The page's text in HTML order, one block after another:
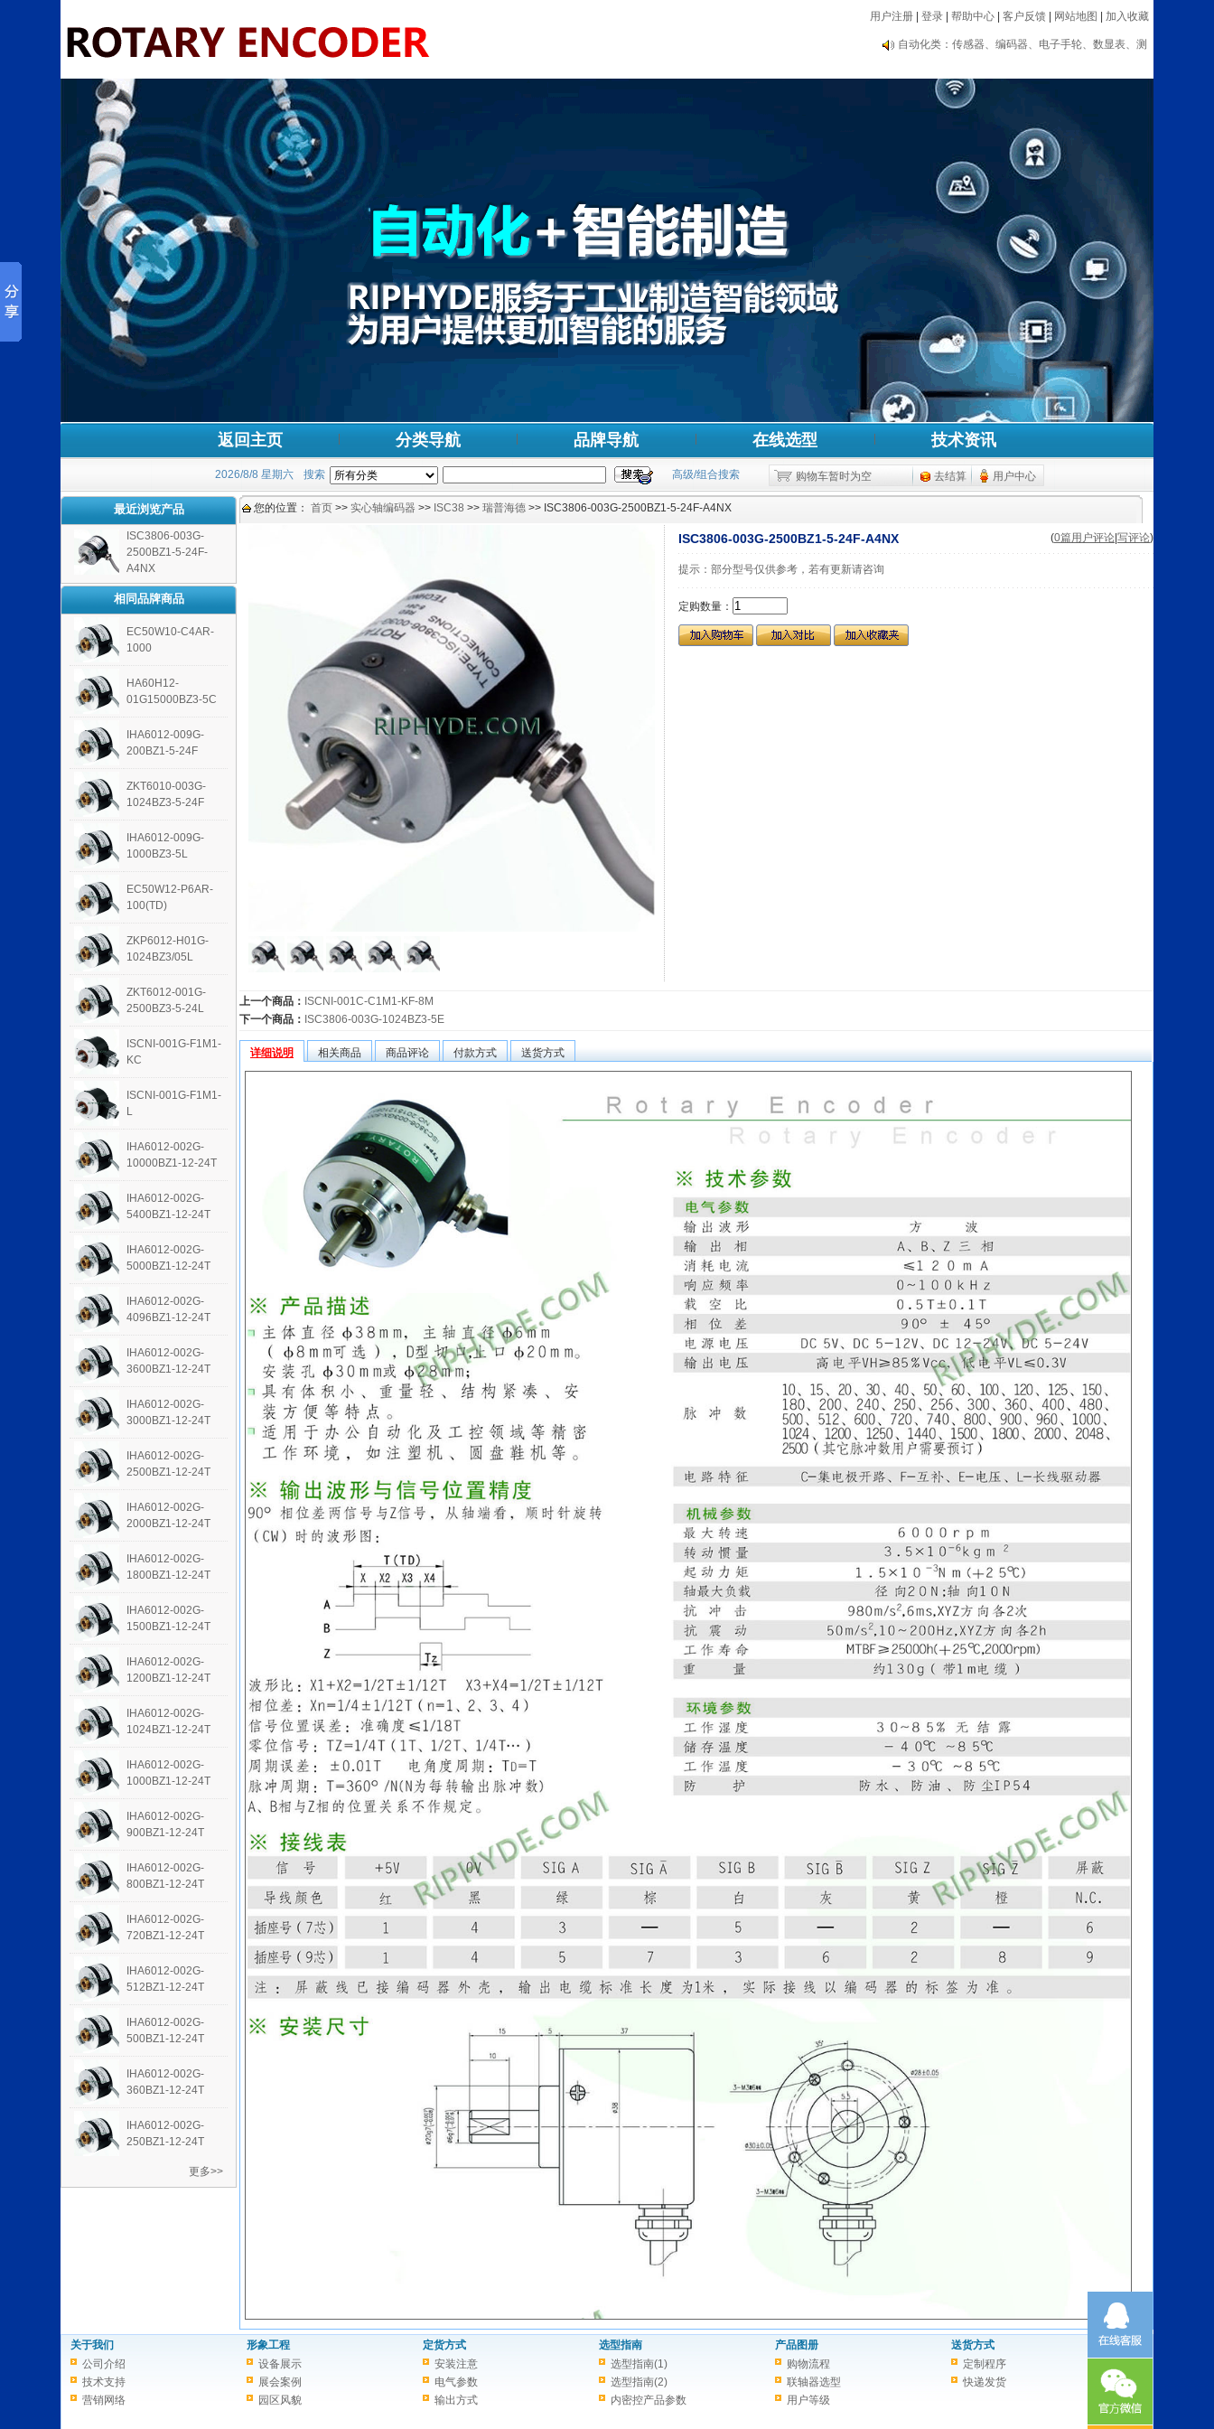
用户注册 登录 帮助中心 客户反馈 网站地图 加入收藏
编码器大品牌推荐：海德汉、内密控、欧姆龙、光洋
等 自动化类：传感器、编码器、电子手轮、数显表、测
自动化类：传感器、编码器、电子手轮、数显表、测
返回主页 分类导航 品牌导航 在线选型 技术资讯
2026/8/8 星期六 搜索 高级/组合搜索 购物车暂时为空 去结算 用户中心
最近浏览产品
ISC3806-003G-
2500BZ1-5-24F-
A4NX
相同品牌商品
EC50W10-C4AR-
1000
HA60H12-
01G15000BZ3-5C
IHA6012-009G-
200BZ1-5-24F
ZKT6010-003G-
1024BZ3-5-24F
IHA6012-009G-
1000BZ3-5L
EC50W12-P6AR-
100(TD)
ZKP6012-H01G-
1024BZ3/05L
ZKT6012-001G-
2500BZ3-5-24L
ISCNI-001G-F1M1-
KC
ISCNI-001G-F1M1-
L
IHA6012-002G-
10000BZ1-12-24T
IHA6012-002G-
5400BZ1-12-24T
IHA6012-002G-
5000BZ1-12-24T
IHA6012-002G-
4096BZ1-12-24T
IHA6012-002G-
3600BZ1-12-24T
IHA6012-002G-
3000BZ1-12-24T
IHA6012-002G-
2500BZ1-12-24T
IHA6012-002G-
2000BZ1-12-24T
IHA6012-002G-
1800BZ1-12-24T
IHA6012-002G-
1500BZ1-12-24T
IHA6012-002G-
1200BZ1-12-24T
IHA6012-002G-
1024BZ1-12-24T
IHA6012-002G-
1000BZ1-12-24T
IHA6012-002G-
900BZ1-12-24T
IHA6012-002G-
800BZ1-12-24T
IHA6012-002G-
720BZ1-12-24T
IHA6012-002G-
512BZ1-12-24T
IHA6012-002G-
500BZ1-12-24T
IHA6012-002G-
360BZ1-12-24T
IHA6012-002G-
250BZ1-12-24T
更多>>
您的位置： 首页 >> 实心轴编码器 >> ISC38 >> 瑞普海德 >> ISC3806-003G-2500BZ1-5-24F-A4NX
ISC3806-003G-2500BZ1-5-24F-A4NX (0篇用户评论 写评论)
提示：部分型号仅供参考，若有更新请咨询
定购数量：
上一个商品： ISCNI-001C-C1M1-KF-8M
下一个商品： ISC3806-003G-1024BZ3-5E
详细说明 相关商品 商品评论 付款方式 送货方式
关于我们
公司介绍
技术支持
营销网络
形象工程
设备展示
展会案例
园区风貌
定货方式
安装注意
电气参数
输出方式
选型指南
选型指南(1)
选型指南(2)
内密控产品参数
产品图册
购物流程
联轴器选型
用户等级
送货方式
定制程序
快递发货